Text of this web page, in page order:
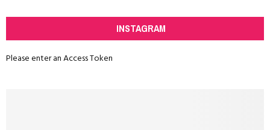
INSTAGRAM
Please enter an Access Token